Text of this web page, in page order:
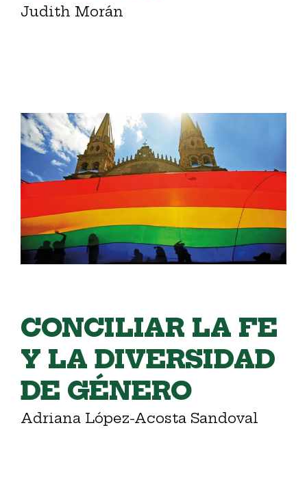
Judith Morán
CONCILIAR LA FE
Y LA DIVERSIDAD
DE GÉNERO
Adriana López-Acosta Sandoval